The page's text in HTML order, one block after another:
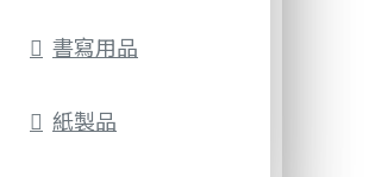
書寫用品
紙製品